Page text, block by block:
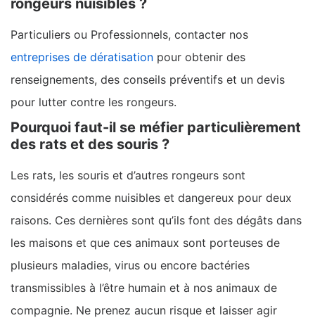
rongeurs nuisibles ?
Particuliers ou Professionnels, contacter nos
entreprises de dératisation pour obtenir des
renseignements, des conseils préventifs et un devis
pour lutter contre les rongeurs.
Pourquoi faut-il se méfier particulièrement
des rats et des souris ?
Les rats, les souris et d’autres rongeurs sont
considérés comme nuisibles et dangereux pour deux
raisons. Ces dernières sont qu’ils font des dégâts dans
les maisons et que ces animaux sont porteuses de
plusieurs maladies, virus ou encore bactéries
transmissibles à l’être humain et à nos animaux de
compagnie. Ne prenez aucun risque et laisser agir